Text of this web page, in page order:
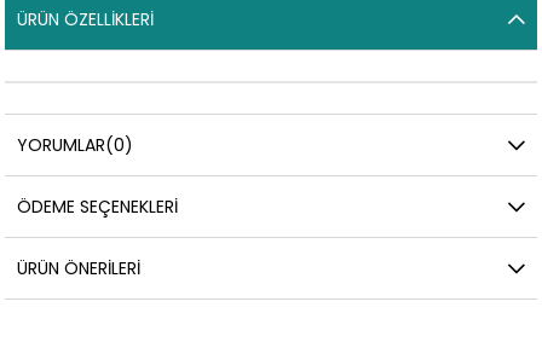
ÜRÜN ÖZELLIKLERI
YORUMLAR(0)
ÖDEME SEÇENEKLERI
ÜRÜN ÖNERILERI